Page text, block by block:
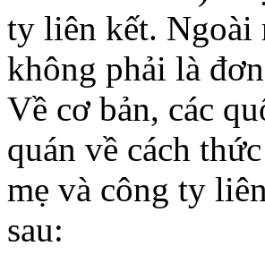
ty liên kết. Ngoài
không phải là
Về cơ bản, các
quán về cách
mẹ và công ty
sau: